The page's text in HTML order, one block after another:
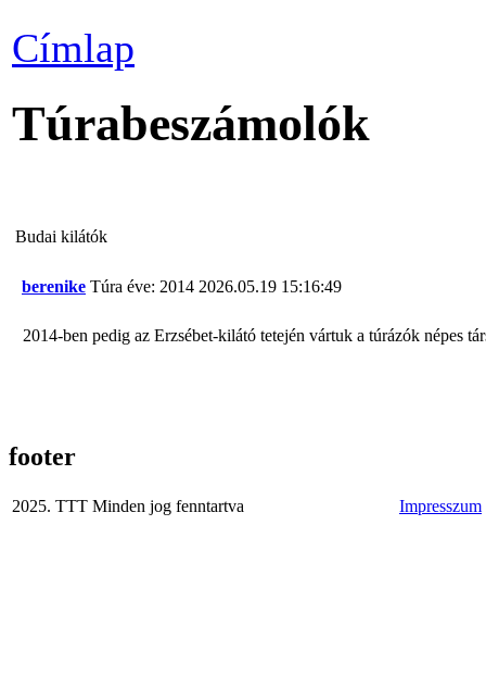
Címlap
Túrabeszámolók
Budai kilátók
berenike Túra éve: 2014 2026.05.19 15:16:49
2014-ben pedig az Erzsébet-kilátó tetején vártuk a túrázók népes
footer
2025. TTT Minden jog fenntartva Impresszum